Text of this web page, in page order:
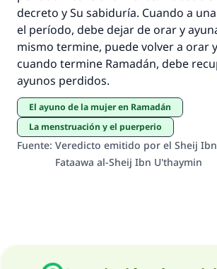
decreto y Su sabiduría. Cuando a
el período, debe dejar de orar y
mismo termine, puede volver a orar
cuando termine Ramadán, debe
ayunos perdidos.
El ayuno de la mujer en Ramadán
La menstruación y el puerperio
Fuente: Veredicto emitido por el Sheij Ibn
Fataawa al-Sheij Ibn U'thaymin
bien obtendrá la misma
aquellos que lo realicen."
(MUSLIM, 1893)
Contribuir